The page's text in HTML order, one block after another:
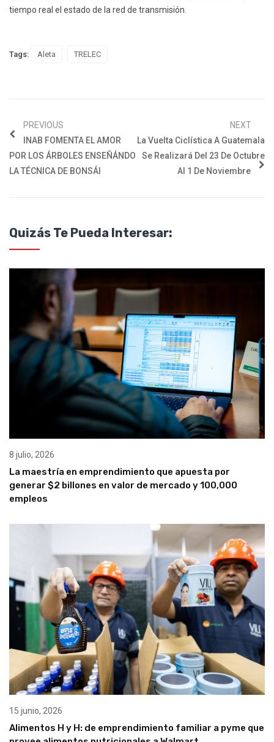
tiempo real el estado de la red de transmisión.
Tags: Aleta TRELEC
PREVIOUS
INAB FOMENTA EL AMOR
POR LOS ÁRBOLES ENSEÑÁNDO
LA TÉCNICA DE BONSÁI
NEXT
La Vuelta Ciclística A Guatemala
Se Realizará Del 23 De Octubre
Al 1 De Noviembre
Quizás Te Pueda Interesar:
8 julio, 2026
La maestría en emprendimiento que apuesta por
generar $2 billones en valor de mercado y 100,000
empleos
15 junio, 2026
Alimentos H y H: de emprendimiento familiar a pyme que